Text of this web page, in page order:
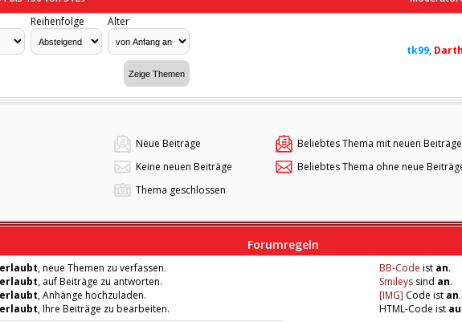
Reihenfolge Alter
tk99,
Neue Beiträge
Beliebtes Thema mit neuen
Keine neuen Beiträge
Beliebtes Thema ohne neue
Thema geschlossen
Forumregeln
, neue Themen zu verfassen.
, auf Beiträge zu antworten.
, Anhänge hochzuladen.
, Ihre Beiträge zu bearbeiten.
BB-Code ist an.
Smileys sind an.
[IMG] Code ist an.
HTML-Code ist